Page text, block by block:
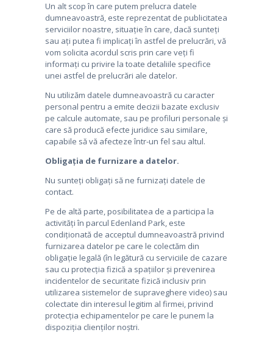
Un alt scop în care putem prelucra datele
dumneavoastră, este reprezentat de publicitatea
serviciilor noastre, situație în care, dacă sunteți
sau ați putea fi implicați în astfel de prelucrări, vă
vom solicita acordul scris prin care veți fi
informați cu privire la toate detaliile specifice
unei astfel de prelucrări ale datelor.
Nu utilizăm datele dumneavoastră cu caracter
personal pentru a emite decizii bazate exclusiv
pe calcule automate, sau pe profiluri personale și
care să producă efecte juridice sau similare,
capabile să vă afecteze într-un fel sau altul.
Obligația de furnizare a datelor.
Nu sunteți obligați să ne furnizați datele de
contact.
Pe de altă parte, posibilitatea de a participa la
activități în parcul Edenland Park, este
condiționată de acceptul dumneavoastră privind
furnizarea datelor pe care le colectăm din
obligație legală (în legătură cu serviciile de cazare
sau cu protecția fizică a spațiilor și prevenirea
incidentelor de securitate fizică inclusiv prin
utilizarea sistemelor de supraveghere video) sau
colectate din interesul legitim al firmei, privind
protecția echipamentelor pe care le punem la
dispoziția clienților noștri.